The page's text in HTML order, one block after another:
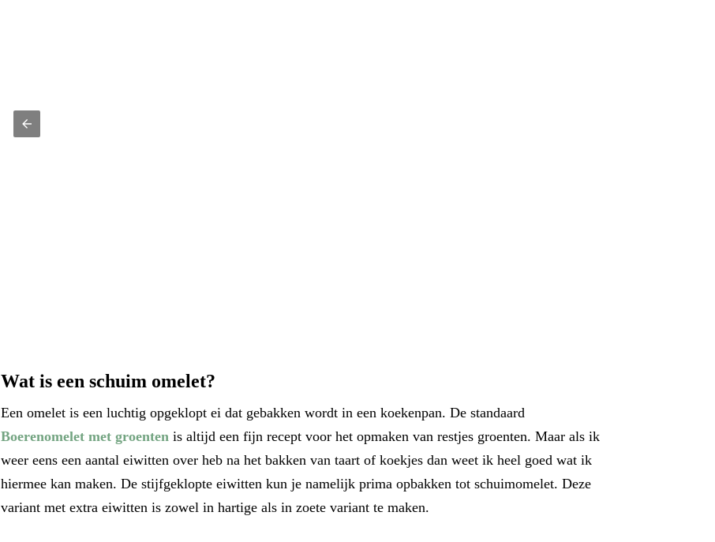
Wat is een schuim omelet?
Een omelet is een luchtig opgeklopt ei dat gebakken wordt in een koekenpan. De standaard
Boerenomelet met groenten is altijd een fijn recept voor het opmaken van restjes groenten. Maar als ik
weer eens een aantal eiwitten over heb na het bakken van taart of koekjes dan weet ik heel goed wat ik
hiermee kan maken. De stijfgeklopte eiwitten kun je namelijk prima opbakken tot schuimomelet. Deze
variant met extra eiwitten is zowel in hartige als in zoete variant te maken.